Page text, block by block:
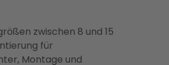
zwischen 8 und 15
für
Montage und